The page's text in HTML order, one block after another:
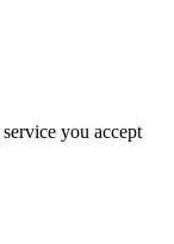
you accept